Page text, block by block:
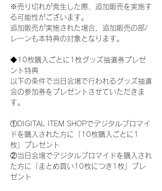
※売り切れが発生した際、追加販売を実施す
る可能性がございます。
追加販売が実施された場合、追加販売の部/
レーンも本特典の対象となります。
◆10枚購入ごとに1枚グッズ抽選券プレゼ
ント特典
以下の条件で当日会場で行われるグッズ抽選
会の参加券をプレゼントさせていただきま
す。
①DIGITAL ITEM SHOPでデジタルブロマイ
ドを購入された方に「10枚購入ごとに1
枚」プレゼント
②当日会場でデジタルブロマイドを購入され
た方に「まとめ買い10枚につき1枚」プレ
ゼント